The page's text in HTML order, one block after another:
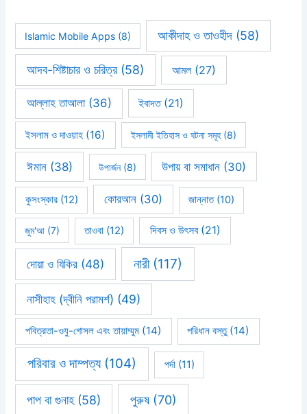
Islamic Mobile Apps (8) আকীদাহ ও তাওহীদ(58)
আদব-শিষ্টাচার ও চরিত্র(58) আমল(27)
আল্লাহ তাআলা(36) ইবাদত(21)
ইসলাম ও দাওয়াহ (16) ইসলামী ইতিহাস ও ঘটনা সমূহ(8)
ঈমান(38) উপার্জন(8) উপায় বা সমাধান (30)
কুসংস্কার(12) কোরআন (30) জান্নাত(10)
জুম'আ (7) তাওবা (12) দিবস ও উৎসব(21)
দোয়া ও যিকির (48) নারী(117)
নাসীহাহ (দ্বীনি পরামর্শ) (49)
পবিত্রতা-ওযু-গোসল এবং তায়াম্মুম (14) পরিধান বস্তু(14)
পরিবার ও দাম্পত্য(104) পর্দা(11)
পাপ বা গুনাহ(58) পুরুষ(70)